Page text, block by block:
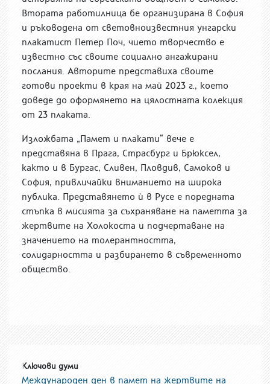
Втората работилница бе организирана в София
и ръководена от световноизвестния унгарски
плакатист Петер Поч, чието творчество е
известно със своите социално ангажирани
послания. Авторите представиха своите
готови проекти в края на май 2023 г., което
доведе до оформянето на цялостната колекция
от 23 плаката.
Изложбата „Памет и плакати“ вече е
представяна в Прага, Страсбург и Брюксел,
както и в Бургас, Сливен, Пловдив, Самоков и
София, привличайки вниманието на широка
публика. Представянето ѝ в Русе е поредната
стъпка в мисията за съхраняване на паметта за
жертвите на Холокоста и подчертаване на
значението на толерантността,
солидарността и разбирането в съвременното
общество.
Ключови думи
Международен ден в памет на жертвите на